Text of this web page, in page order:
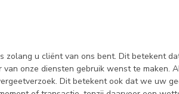
zolang u cliënt van ons bent. Dit betekent
onze diensten gebruik wenst te maken.
Dit betekent ook dat we uw